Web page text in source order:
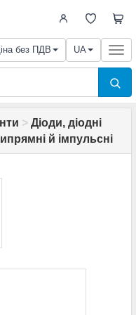
без ПДВ UA
> Діоди, діодні
й імпульсні